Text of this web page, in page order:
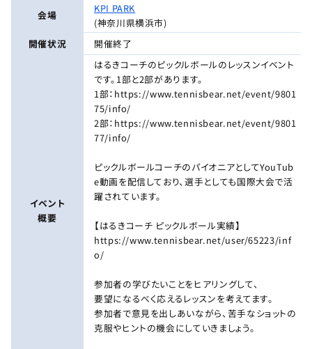
会場
KPI PARK
(神奈川県横浜市)
開催状況
開催終了
イベント
概要
はるきコーチのピックルボールのレッスンイベント
です。1部と2部があります。
1部：https://www.tennisbear.net/event/9801
75/info/
2部：https://www.tennisbear.net/event/9801
77/info/
ピックルボールコーチのパイオニアとしてYouTub
e動画を配信しており、選手としても国際大会で活
躍されています。
【はるきコーチ ピックルボール実績】
https://www.tennisbear.net/user/65223/inf
o/
参加者の学びたいことをヒアリングして、
要望になるべく応えるレッスンを考えてます。
参加者で意見を出しあいながら、苦手なショットの
克服やヒントの機会にしていきましょう。